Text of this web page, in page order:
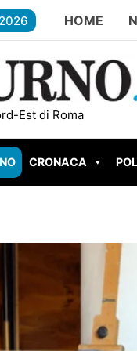
HOME
Est di Roma
Nord brucia:
CRONACA